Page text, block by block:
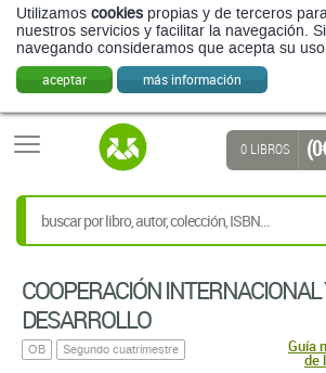
Utilizamos cookies propias y de terceros
nuestros servicios y facilitar la navegación.
navegando consideramos que acepta su
aceptar más información
0 LIBROS (0
COOPERACIÓN INTERNACIONAL
DESARROLLO
OB Segundo cuatrimestre Guía
de